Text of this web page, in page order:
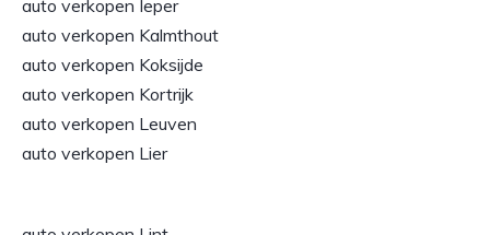
auto verkopen Ieper
auto verkopen Kalmthout
auto verkopen Koksijde
auto verkopen Kortrijk
auto verkopen Leuven
auto verkopen Lier